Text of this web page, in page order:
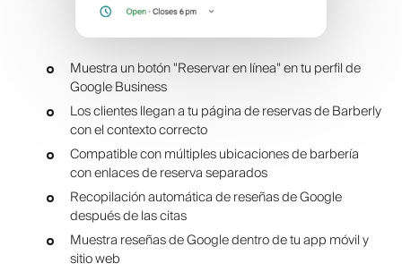
Muestra un botón "Reservar en línea" en tu perfil de
Google Business
Los clientes llegan a tu página de reservas de Barberly
con el contexto correcto
Compatible con múltiples ubicaciones de barbería
con enlaces de reserva separados
Recopilación automática de reseñas de Google
después de las citas
Muestra reseñas de Google dentro de tu app móvil y
sitio web